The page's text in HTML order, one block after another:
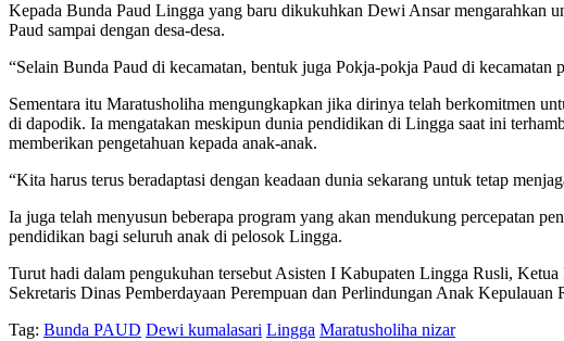
Kepada Bunda Paud Lingga yang baru dikukuhkan Dewi Ansar mengarahkan
Paud sampai dengan desa-desa.
“Selain Bunda Paud di kecamatan, bentuk juga Pokja-pokja Paud di kecamatan
Sementara itu Maratusholiha mengungkapkan jika dirinya telah berkomitmen
di dapodik. Ia mengatakan meskipun dunia pendidikan di Lingga saat ini
memberikan pengetahuan kepada anak-anak.
“Kita harus terus beradaptasi dengan keadaan dunia sekarang untuk tetap
Ia juga telah menyusun beberapa program yang akan mendukung percepatan
pendidikan bagi seluruh anak di pelosok Lingga.
Turut hadi dalam pengukuhan tersebut Asisten I Kabupaten Lingga Rusli, Ketua
Sekretaris Dinas Pemberdayaan Perempuan dan Perlindungan Anak Kepulauan
Tag: Bunda PAUD Dewi kumalasari Lingga Maratusholiha nizar